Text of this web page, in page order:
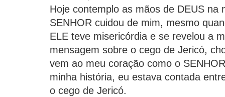
Hoje contemplo as mãos de DEUS na
SENHOR cuidou de mim, mesmo
ELE teve misericórdia e se revelou a
mensagem sobre o cego de Jericó,
vem ao meu coração como o
minha história, eu estava contada
o cego de Jericó.